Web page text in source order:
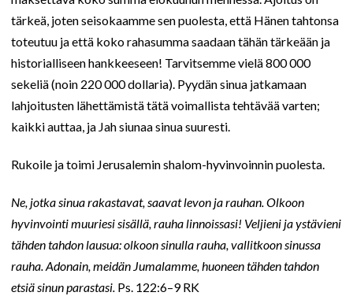
tärkeä, joten seisokaamme sen puolesta, että Hänen tahtonsa
toteutuu ja että koko rahasumma saadaan tähän tärkeään ja
historialliseen hankkeeseen! Tarvitsemme vielä 800 000
sekeliä (noin 220 000 dollaria). Pyydän sinua jatkamaan
lahjoitusten lähettämistä tätä voimallista tehtävää varten;
kaikki auttaa, ja Jah siunaa sinua suuresti.
Rukoile ja toimi Jerusalemin shalom-hyvinvoinnin puolesta.
Ne, jotka sinua rakastavat, saavat levon ja rauhan. Olkoon
hyvinvointi muuriesi sisällä, rauha linnoissasi! Veljieni ja ystävieni
tähden tahdon lausua: olkoon sinulla rauha, vallitkoon sinussa
rauha. Adonain, meidän Jumalamme, huoneen tähden tahdon
etsiä sinun parastasi. Ps. 122:6–9 RK